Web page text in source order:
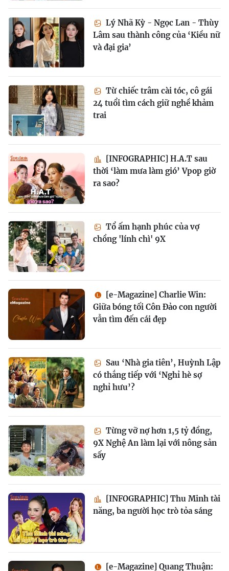
Lý Nhã Kỳ - Ngọc Lan - Thùy
Lâm sau thành công của ‘Kiều nữ
và đại gia’
Từ chiếc trâm cài tóc, cô gái
24 tuổi tìm cách giữ nghề khảm
trai
[INFOGRAPHIC] H.A.T sau
thời ‘làm mưa làm gió’ Vpop giờ
ra sao?
Tổ ấm hạnh phúc của vợ
chồng 'lính chì' 9X
[e-Magazine] Charlie Win:
Giữa bóng tối Côn Đảo con người
vẫn tìm đến cái đẹp
Sau ‘Nhà gia tiên’, Huỳnh Lập
có thắng tiếp với ‘Nghỉ hè sợ
nghỉ hưu’?
Từng vỡ nợ hơn 1,5 tỷ đồng,
9X Nghệ An làm lại với nông sản
sấy
[INFOGRAPHIC] Thu Minh tài
năng, ba người học trò tỏa sáng
[e-Magazine] Quang Thuận: